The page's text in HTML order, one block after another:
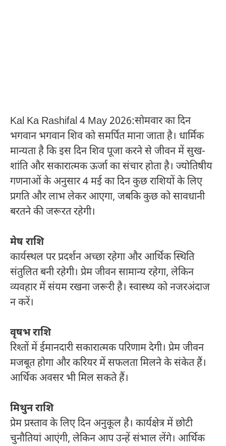
Kal Ka Rashifal 4 May 2026:सोमवार का दिन
भगवान भगवान शिव को समर्पित माना जाता है। धार्मिक
मान्यता है कि इस दिन शिव पूजा करने से जीवन में सुख-
शांति और सकारात्मक ऊर्जा का संचार होता है। ज्योतिषीय
गणनाओं के अनुसार 4 मई का दिन कुछ राशियों के लिए
प्रगति और लाभ लेकर आएगा, जबकि कुछ को सावधानी
बरतने की जरूरत रहेगी।
मेष राशि
कार्यस्थल पर प्रदर्शन अच्छा रहेगा और आर्थिक स्थिति
संतुलित बनी रहेगी। प्रेम जीवन सामान्य रहेगा, लेकिन
व्यवहार में संयम रखना जरूरी है। स्वास्थ्य को नजरअंदाज
न करें।
वृषभ राशि
रिश्तों में ईमानदारी सकारात्मक परिणाम देगी। प्रेम जीवन
मजबूत होगा और करियर में सफलता मिलने के संकेत हैं।
आर्थिक अवसर भी मिल सकते हैं।
मिथुन राशि
प्रेम प्रस्ताव के लिए दिन अनुकूल है। कार्यक्षेत्र में छोटी
चुनौतियां आएंगी, लेकिन आप उन्हें संभाल लेंगे। आर्थिक